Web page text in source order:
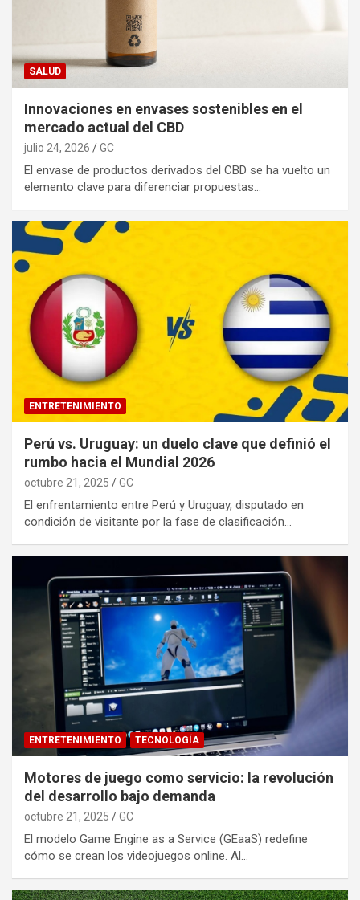
SALUD
Innovaciones en envases sostenibles en el
mercado actual del CBD
julio 24, 2026 GC
El envase de productos derivados del CBD se ha vuelto un
elemento clave para diferenciar propuestas…
ENTRETENIMIENTO
Perú vs. Uruguay: un duelo clave que definió el
rumbo hacia el Mundial 2026
octubre 21, 2025 GC
El enfrentamiento entre Perú y Uruguay, disputado en
condición de visitante por la fase de clasificación…
ENTRETENIMIENTO TECNOLOGÍA
Motores de juego como servicio: la revolución
del desarrollo bajo demanda
octubre 21, 2025 GC
El modelo Game Engine as a Service (GEaaS) redefine
cómo se crean los videojuegos online. Al…